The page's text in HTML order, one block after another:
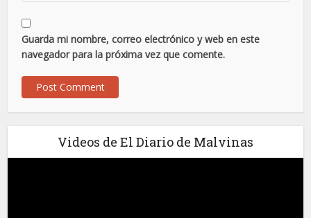
Guarda mi nombre, correo electrónico y web en este
navegador para la próxima vez que comente.
Videos de El Diario de Malvinas